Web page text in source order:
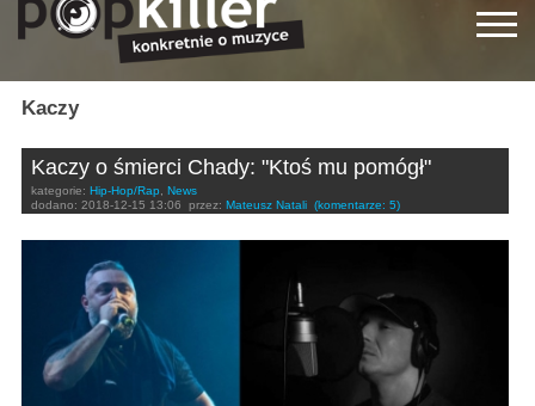
Kaczy
Kaczy o śmierci Chady: "Ktoś mu pomógł"
kategorie: Hip-Hop/Rap, News
dodano: 2018-12-15 13:06 przez: Mateusz Natali (komentarze: 5)